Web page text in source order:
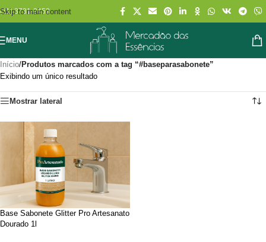
Skip to main content
(11) 3731-2452
MENU
Início/Produtos marcados com a tag “#baseparasabonete”
Exibindo um único resultado
Mostrar lateral
Base Sabonete Glitter Pro Artesanato
Dourado 1l